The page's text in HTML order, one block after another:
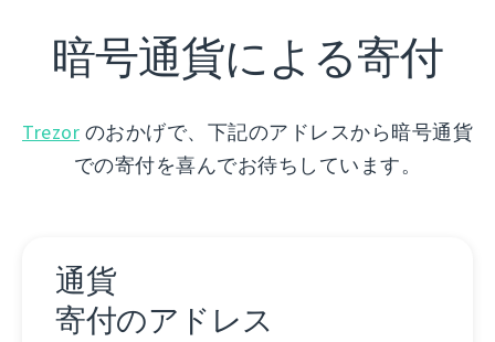
暗号通貨による寄付
Trezor のおかげで、下記のアドレスから暗号通貨
での寄付を喜んでお待ちしています。
通貨
寄付のアドレス